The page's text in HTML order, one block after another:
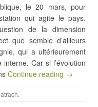
le 20 mars, pour
qui agite le pays.
de la dimension
que semble d’ailleurs
qui a ultérieurement
Car si l’évolution
Continue reading →
.